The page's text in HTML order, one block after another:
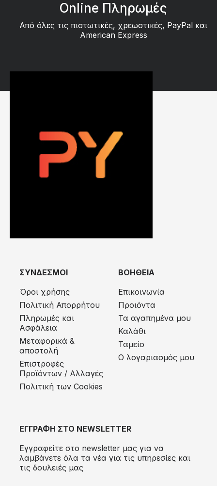
Online Πληρωμές
Από όλες τις πιστωτικές, χρεωστικές, PayPal και
American Express
ΣΥΝΔΕΣΜΟΙ
Όροι χρήσης
Πολιτική Απορρήτου
Πληρωμές και
Ασφάλεια
Μεταφορικά &
αποστολή
Eπιστροφές
Προϊόντων / Αλλαγές
Πολιτική των Cookies
ΒΟΗΘΕΙΑ
Επικοινωνία
Προιόντα
Τα αγαπημένα μου
Καλάθι
Ταμείο
Ο λογαριασμός μου
ΕΓΓΡΑΦΗ ΣΤΟ NEWSLETTER
Εγγραφείτε στο newsletter μας για να
λαμβάνετε όλα τα νέα για τις υπηρεσίες και
τις δουλειές μας